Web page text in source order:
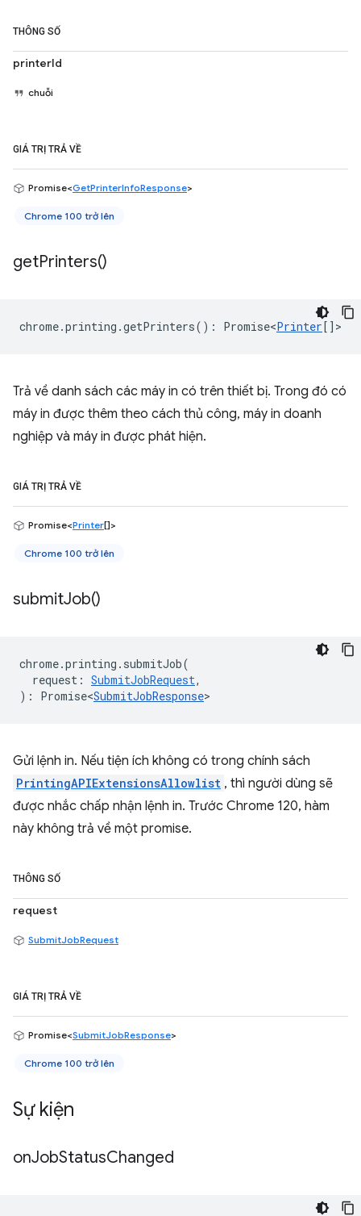
THÔNG SỐ
printerId
chuỗi
GIÁ TRỊ TRẢ VỀ
Promise<GetPrinterInfoResponse>
Chrome 100 trở lên
getPrinters()
chrome.printing .getPrinters() : Promise<Printer[] >
Trả về danh sách các máy in có trên thiết bị. Trong đó có
máy in được thêm theo cách thủ công, máy in doanh
nghiệp và máy in được phát hiện.
GIÁ TRỊ TRẢ VỀ
Promise<Printer[]>
Chrome 100 trở lên
submitJob()
chrome.printing . submitJob(
request : SubmitJobRequest,
) : Promise<SubmitJobResponse>
Gửi lệnh in. Nếu tiện ích không có trong chính sách
PrintingAPIExtensionsAllowlist , thì người dùng sẽ
được nhắc chấp nhận lệnh in. Trước Chrome 120, hàm
này không trả về một promise.
THÔNG SỐ
request
SubmitJobRequest
GIÁ TRỊ TRẢ VỀ
Promise<SubmitJobResponse>
Chrome 100 trở lên
Sự kiện
onJobStatusChanged